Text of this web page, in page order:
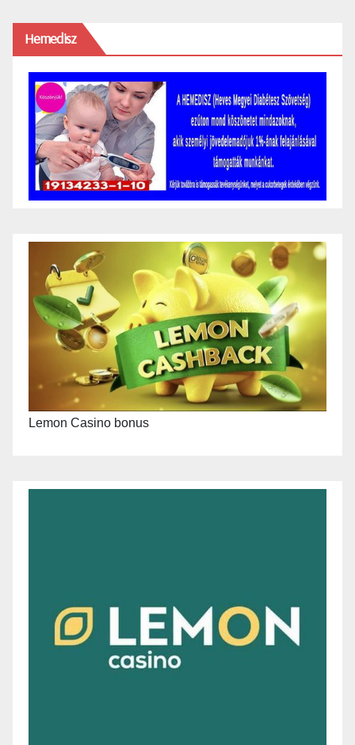
Hemedisz
Lemon Casino bonus